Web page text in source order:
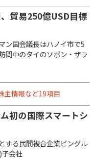
貿易250億USD目標
ン国会議長はハノイ市で5
問中のタイのソポン・ザラ
主情報など19項目
初の国際スマートシ
する民間複合企業ビングル
会社